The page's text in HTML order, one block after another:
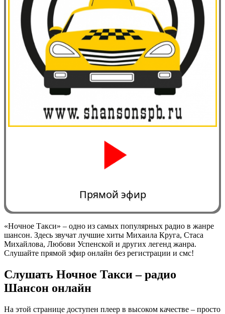
0:00
Прямой эфир
«Ночное Такси» – одно из самых популярных радио в жанре
шансон. Здесь звучат лучшие хиты Михаила Круга, Стаса
Михайлова, Любови Успенской и других легенд жанра.
Слушайте прямой эфир онлайн без регистрации и смс!
Слушать Ночное Такси – радио
Шансон онлайн
На этой странице доступен плеер в высоком качестве – просто